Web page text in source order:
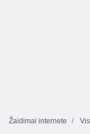
Žaidimai internete